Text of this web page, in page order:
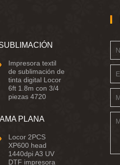
Impresora textil
de sublimación de
tinta digital Locor
6ft 1.8m con 3/4
piezas 4720
PLANA
Locor 2PCS
XP600 head
1440dpi A3 UV
DTF impresora